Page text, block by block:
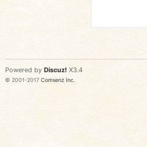
Powered by Discuz! X3.4
© 2001-2017 Comsenz Inc.